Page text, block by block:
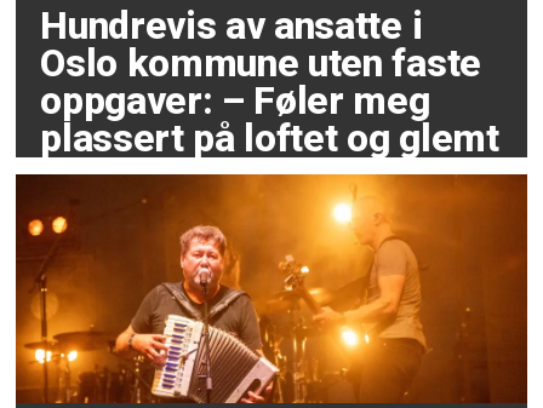
Hundrevis av ansatte i
Oslo kommune uten faste
oppgaver: – Føler meg
plassert på loftet og glemt